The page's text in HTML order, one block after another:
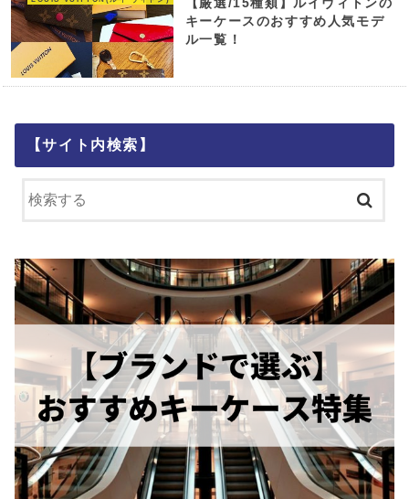
キーケースのおすすめ人気モデ
ル一覧！
【サイト内検索】